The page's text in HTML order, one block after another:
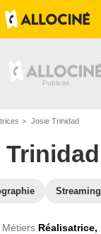
Josie Trinidad
Streaming
Métiers Réalisatrice,